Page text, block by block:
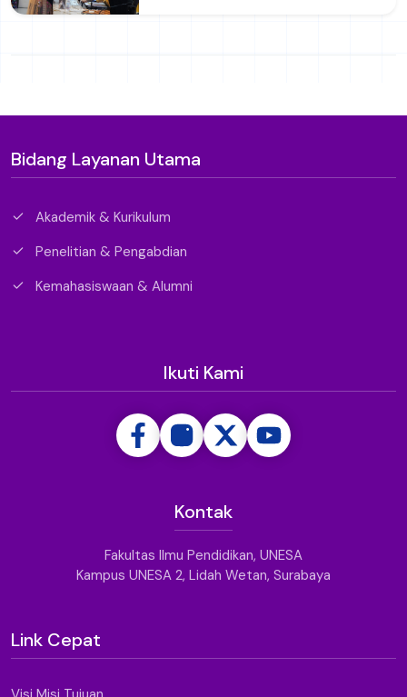
Bidang Layanan Utama
Akademik & Kurikulum
Penelitian & Pengabdian
Kemahasiswaan & Alumni
Ikuti Kami
Kontak
Fakultas Ilmu Pendidikan, UNESA
Kampus UNESA 2, Lidah Wetan, Surabaya
Link Cepat